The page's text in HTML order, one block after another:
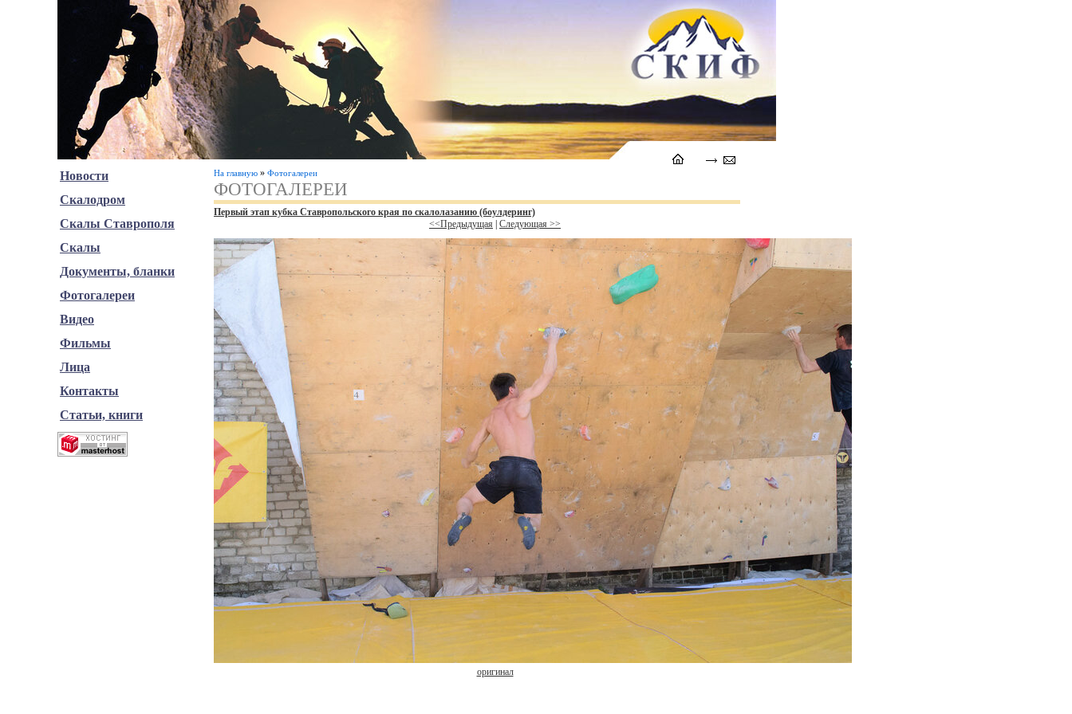
На главную » Фотогалереи
ФОТОГАЛЕРЕИ
Первый этап кубка Ставропольского края по скалолазанию (боулдеринг)
<<Предыдущая
Следующая >>
оригинал
Новости
Скалодром
Скалы Ставрополя
Скалы
Документы, бланки
Фотогалереи
Видео
Фильмы
Лица
Контакты
Статьи, книги